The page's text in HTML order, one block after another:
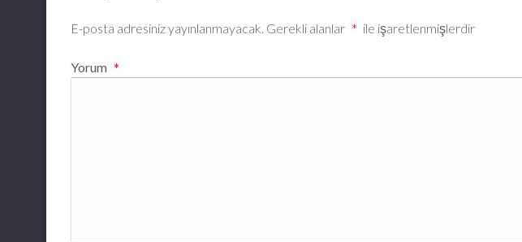
E-posta adresiniz yayınlanmayacak. Gerekli alanlar * ile işaretlenmişlerdir
Yorum *